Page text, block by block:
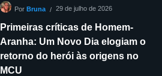
Por Bruna 29 de julho de 2026
Primeiras críticas de Homem-
Aranha: Um Novo Dia elogiam o
retorno do herói às origens no
MCU